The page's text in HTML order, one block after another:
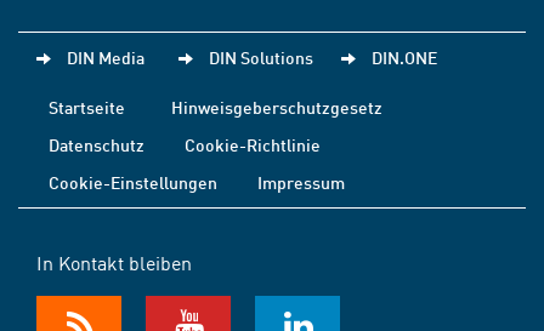
DIN Media DIN Solutions DIN.ONE
Startseite
Hinweisgeberschutzgesetz
Datenschutz
Cookie-Richtlinie
Cookie-Einstellungen
Impressum
In Kontakt bleiben